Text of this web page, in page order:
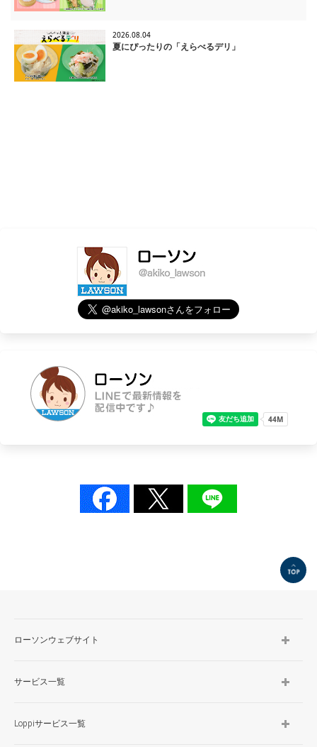
2026.08.04
夏にぴったりの「えらべるデリ」
ローソンウェブサイト
サービス一覧
Loppiサービス一覧